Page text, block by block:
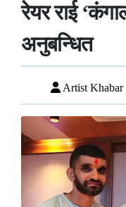
रेयर राई
अनुबन्धित
Artist Khabar